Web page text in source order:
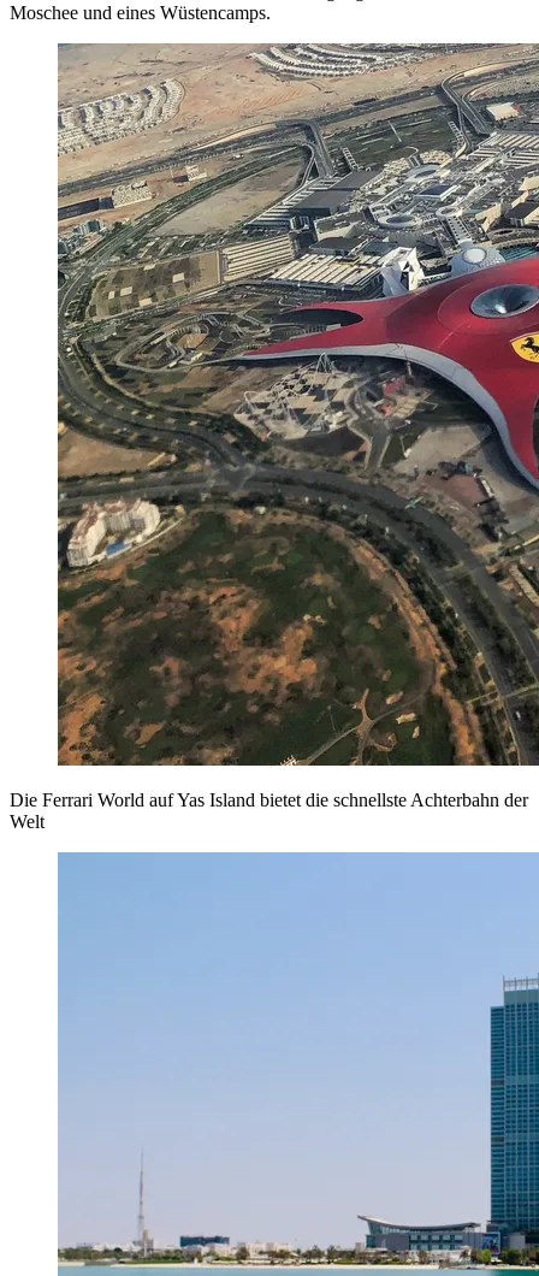
Moschee und eines Wüstencamps.
Die Ferrari World auf Yas Island bietet die schnellste Achterbahn der
Welt